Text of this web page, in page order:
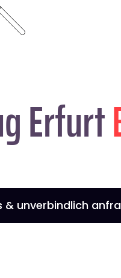
Erfurt
& unverbindlich